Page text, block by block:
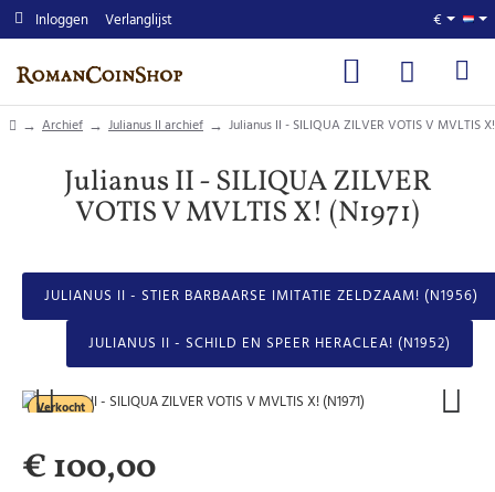
Inloggen Verlanglijst €
homeArchief Julianus II archief Julianus II - SILIQUA ZILVER VOTIS V MVLTIS
Julianus II - SILIQUA ZILVER
VOTIS V MVLTIS X! (N1971)
JULIANUS II - STIER BARBAARSE IMITATIE ZELDZAAM! (N1956)
JULIANUS II - SCHILD EN SPEER HERACLEA! (N1952)
Verkocht
€ 100,00